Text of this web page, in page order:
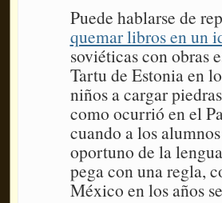
Puede hablarse de
quemar libros en un
soviéticas con obras
Tartu de Estonia en
niños a cargar
como ocurrió en el
cuando a los
oportuno de la
pega con una regla,
México en los años